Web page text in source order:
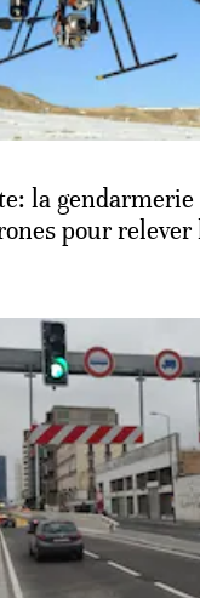
la
pour relever